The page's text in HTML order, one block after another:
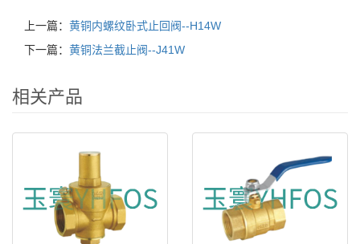
上一篇： 黄铜内螺纹卧式止回阀--H14W
下一篇： 黄铜法兰截止阀--J41W
相关产品